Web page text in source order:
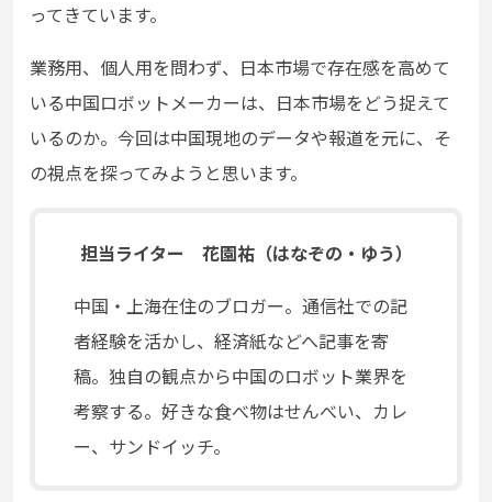
ってきています。
業務用、個人用を問わず、日本市場で存在感を高めて
いる中国ロボットメーカーは、日本市場をどう捉えて
いるのか。今回は中国現地のデータや報道を元に、そ
の視点を探ってみようと思います。
担当ライター 花園祐（はなぞの・ゆう）
中国・上海在住のブロガー。通信社での記
者経験を活かし、 経済紙などへ記事を寄
稿。独自の観点から中国のロボット業界を
考察する。 好きな食べ物はせんべい、カレ
ー、サンドイッチ。